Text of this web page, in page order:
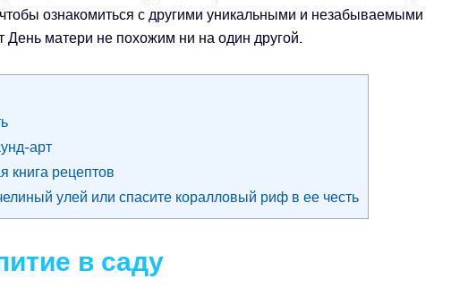
ознакомиться с другими уникальными и незабываемыми
День матери не похожим ни на один другой.
арт
книга рецептов
улей или спасите коралловый риф в ее честь
в саду